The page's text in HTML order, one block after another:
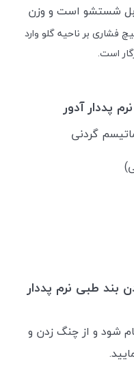
شستشو است و وزن
فشاری بر ناحیه گلو وارد
است.
پددار آدور
گردنی
بند طبی نرم پددار
شود و از چنگ زدن و